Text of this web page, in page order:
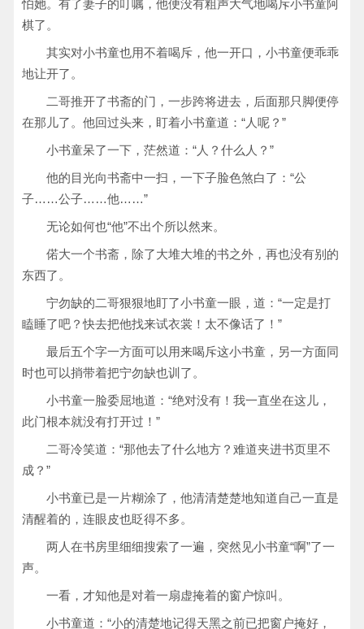
怕她。有了妻子的叮嘱，他便没有粗声大气地喝斥小书童阿
棋了。
其实对小书童也用不着喝斥，他一开口，小书童便乖乖
地让开了。
二哥推开了书斋的门，一步跨将进去，后面那只脚便停
在那儿了。他回过头来，盯着小书童道：“人呢？”
小书童呆了一下，茫然道：“人？什么人？”
他的目光向书斋中一扫，一下子脸色煞白了：“公
子……公子……他……”
无论如何也“他”不出个所以然来。
偌大一个书斋，除了大堆大堆的书之外，再也没有别的
东西了。
宁勿缺的二哥狠狠地盯了小书童一眼，道：“一定是打
瞌睡了吧？快去把他找来试衣裳！太不像话了！”
最后五个字一方面可以用来喝斥这小书童，另一方面同
时也可以捎带着把宁勿缺也训了。
小书童一脸委屈地道：“绝对没有！我一直坐在这儿，
此门根本就没有打开过！”
二哥冷笑道：“那他去了什么地方？难道夹进书页里不
成？”
小书童已是一片糊涂了，他清清楚楚地知道自己一直是
清醒着的，连眼皮也眨得不多。
两人在书房里细细搜索了一遍，突然见小书童“啊”了一
声。
一看，才知他是对着一扇虚掩着的窗户惊叫。
小书童道：“小的清楚地记得天黑之前已把窗户掩好，